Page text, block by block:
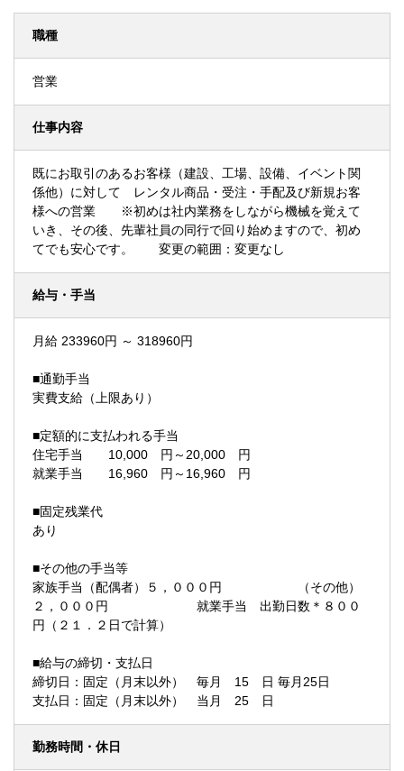
職種
営業
仕事内容
既にお取引のあるお客様（建設、工場、設備、イベント関
係他）に対して レンタル商品・受注・手配及び新規お客
様への営業 ※初めは社内業務をしながら機械を覚えて
いき、その後、先輩社員の同行で回り始めますので、初め
てでも安心です。 変更の範囲：変更なし
給与・手当
月給 233960円 ～ 318960円
■通勤手当
実費支給（上限あり）
■定額的に支払われる手当
住宅手当 10,000 円～20,000 円
就業手当 16,960 円～16,960 円
■固定残業代
あり
■その他の手当等
家族手当（配偶者）５，０００円 （その他）
２，０００円 就業手当 出勤日数＊８００
円（２１．２日で計算）
■給与の締切・支払日
締切日：固定（月末以外） 毎月 15 日 毎月25日
支払日：固定（月末以外） 当月 25 日
勤務時間・休日